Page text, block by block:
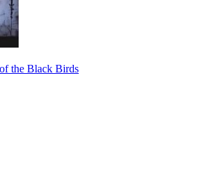
the Black Birds